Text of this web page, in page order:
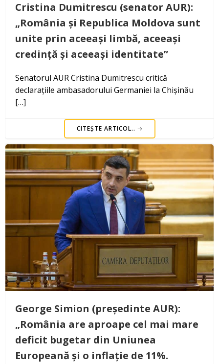
Cristina Dumitrescu (senator AUR):
„România și Republica Moldova sunt
unite prin aceeași limbă, aceeași
credință și aceeași identitate”
Senatorul AUR Cristina Dumitrescu critică
declarațiile ambasadorului Germaniei la Chișinău
[…]
CITEȘTE ARTICOL..
George Simion (președinte AUR):
„România are aproape cel mai mare
deficit bugetar din Uniunea
Europeană și o inflație de 11%.